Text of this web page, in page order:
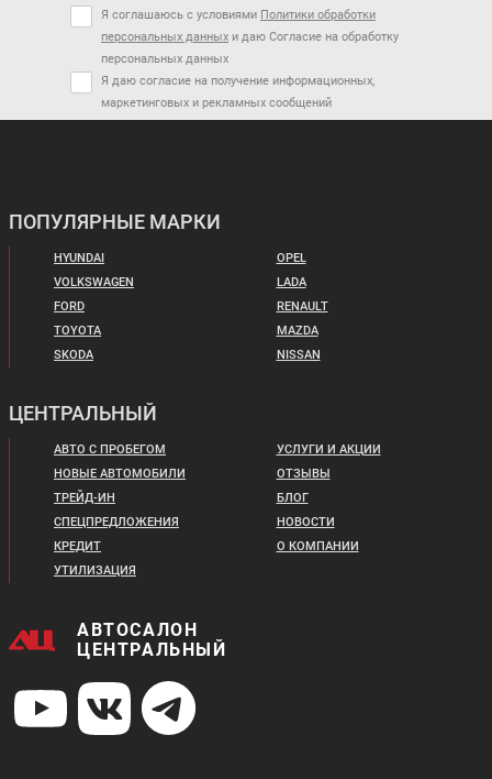
Я соглашаюсь с условиями Политики обработки
персональных данных и даю Согласие на обработку
персональных данных
Я даю согласие на получение информационных,
маркетинговых и рекламных сообщений
ПОПУЛЯРНЫЕ МАРКИ
HYUNDAI
VOLKSWAGEN
FORD
TOYOTA
SKODA
OPEL
LADA
RENAULT
MAZDA
NISSAN
ЦЕНТРАЛЬНЫЙ
АВТО С ПРОБЕГОМ
НОВЫЕ АВТОМОБИЛИ
ТРЕЙД-ИН
СПЕЦПРЕДЛОЖЕНИЯ
КРЕДИТ
УТИЛИЗАЦИЯ
УСЛУГИ И АКЦИИ
ОТЗЫВЫ
БЛОГ
НОВОСТИ
О КОМПАНИИ
АВТОСАЛОН
ЦЕНТРАЛЬНЫЙ